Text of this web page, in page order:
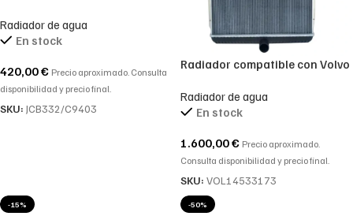
Radiador de agua
En stock
420,00€ Precio aproximado. Consulta
disponibilidad y precio final.
SKU: JCB332/C9403
Radiador compatible con Volvo
montado sobre excavadoras
Radiador de agua
En stock
1.600,00€ Precio aproximado.
Consulta disponibilidad y precio final.
SKU: VOL14533173
-15% -50%